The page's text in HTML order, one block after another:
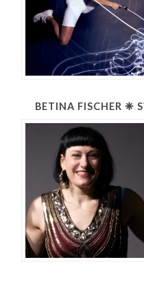
BETINA FISCHER ❈